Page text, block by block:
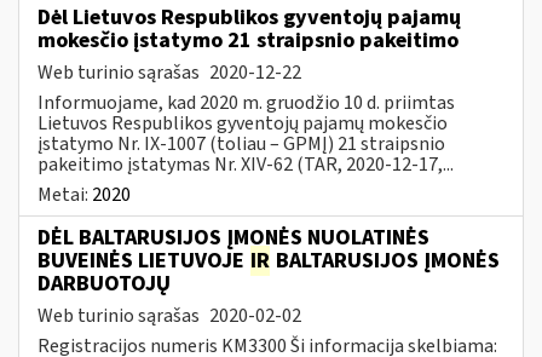
Dėl Lietuvos Respublikos gyventojų pajamų
mokesčio įstatymo 21 straipsnio pakeitimo
Web turinio sąrašas 2020-12-22
Informuojame, kad 2020 m. gruodžio 10 d. priimtas
Lietuvos Respublikos gyventojų pajamų mokesčio
įstatymo Nr. IX-1007 (toliau – GPMĮ) 21 straipsnio
pakeitimo įstatymas Nr. XIV-62 (TAR, 2020-12-17,...
Metai: 2020
DĖL BALTARUSIJOS ĮMONĖS NUOLATINĖS
BUVEINĖS LIETUVOJE IR BALTARUSIJOS ĮMONĖS
DARBUOTOJŲ
Web turinio sąrašas 2020-02-02
Registracijos numeris KM3300 Ši informacija skelbiama: